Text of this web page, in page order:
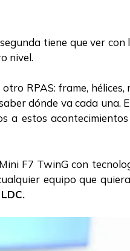
tiene que ver con
nivel.
RPAS: frame,
dónde va cada una.
a estos acontecimientos
F7 TwinG con
equipo que